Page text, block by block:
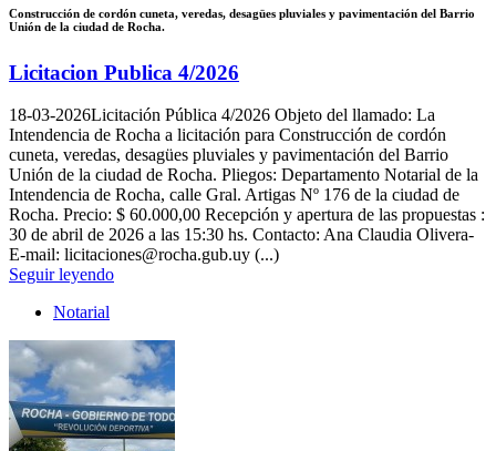
Construcción de cordón cuneta, veredas, desagües pluviales y pavimentación del Barrio
Unión de la ciudad de Rocha.
Licitacion Publica 4/2026
18-03-2026Licitación Pública 4/2026 Objeto del llamado: La
Intendencia de Rocha a licitación para Construcción de cordón
cuneta, veredas, desagües pluviales y pavimentación del Barrio
Unión de la ciudad de Rocha. Pliegos: Departamento Notarial de la
Intendencia de Rocha, calle Gral. Artigas Nº 176 de la ciudad de
Rocha. Precio: $ 60.000,00 Recepción y apertura de las propuestas :
30 de abril de 2026 a las 15:30 hs. Contacto: Ana Claudia Olivera-
E-mail: licitaciones@rocha.gub.uy (...)
Seguir leyendo
Notarial